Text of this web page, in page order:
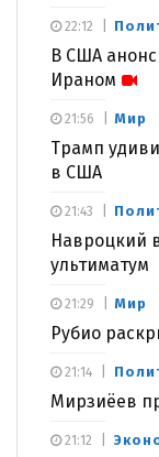
В США
Ираном
22:12
Мир
Трамп
в США
21:56
Навроцкий
ультиматум
21:43
Мир
Рубио
21:29
Мирзиёев
21:14
21:12